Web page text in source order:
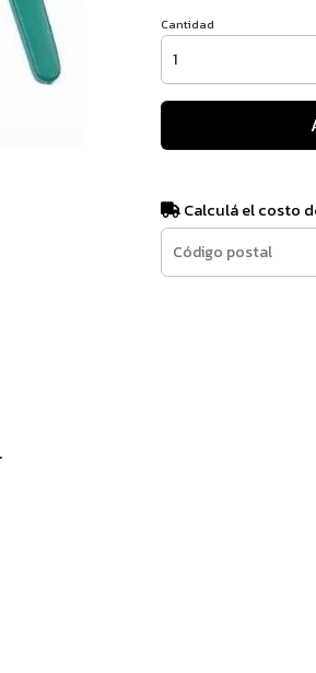
Cantidad
Calculá el costo